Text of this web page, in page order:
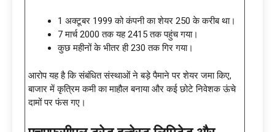
1 अक्टूबर 1999 को कंपनी का शेयर ₹250 के करीब था।
7 मार्च 2000 तक यह ₹2415 तक पहुंच गया।
कुछ महीनों के भीतर ही ₹230 तक गिर गया।
आरोप यह है कि संबंधित संस्थाओं ने बड़े पैमाने पर शेयर जमा किए,
बाजार में कृत्रिम कमी का माहौल बनाया और कई छोटे निवेशक ऊंचे
दामों पर फंस गए।